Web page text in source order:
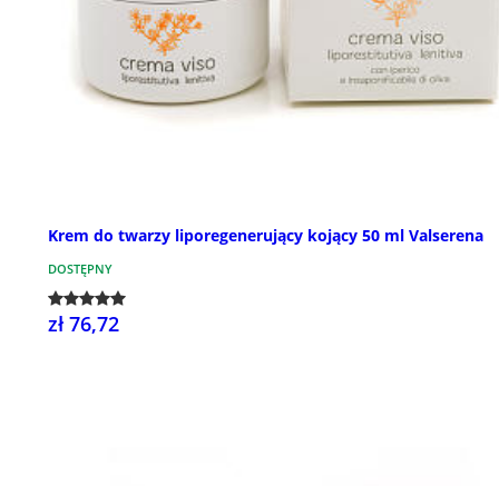
Krem do twarzy liporegenerujący kojący 50 ml Valserena
DOSTĘPNY
zł 76,72